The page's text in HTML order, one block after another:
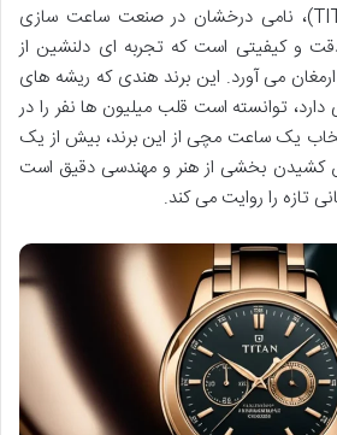
ساعت مچی تایتان (TITAN)، نامی درخشان در صنعت ساعت سازی
دقت و کیفیتی است که تجربه ای دلنشین از
می آورد. این برند هندی که ریشه های
توانسته است قلب میلیون ها نفر را در
یک ساعت مچی از این برند، بیش از یک
کشیدن بخشی از هنر و مهندسی دقیق است
تازه را روایت می کند.